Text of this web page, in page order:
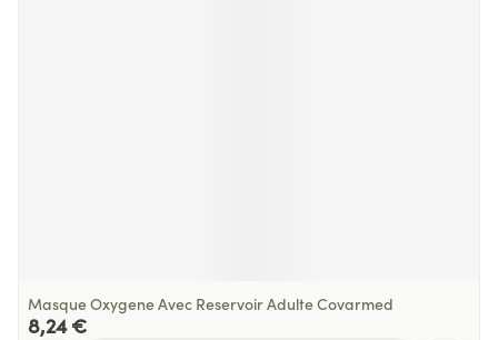
Masque Oxygene Avec Reservoir Adulte Covarmed
8,24 €